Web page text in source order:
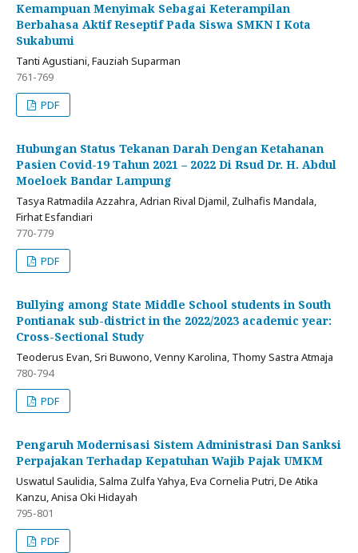
Kemampuan Menyimak Sebagai Keterampilan
Berbahasa Aktif Reseptif Pada Siswa SMKN I Kota
Sukabumi
Tanti Agustiani, Fauziah Suparman
761-769
PDF
Hubungan Status Tekanan Darah Dengan Ketahanan
Pasien Covid-19 Tahun 2021 – 2022 Di Rsud Dr. H. Abdul
Moeloek Bandar Lampung
Tasya Ratmadila Azzahra, Adrian Rival Djamil, Zulhafis Mandala,
Firhat Esfandiari
770-779
PDF
Bullying among State Middle School students in South
Pontianak sub-district in the 2022/2023 academic year:
Cross-Sectional Study
Teoderus Evan, Sri Buwono, Venny Karolina, Thomy Sastra Atmaja
780-794
PDF
Pengaruh Modernisasi Sistem Administrasi Dan Sanksi
Perpajakan Terhadap Kepatuhan Wajib Pajak UMKM
Uswatul Saulidia, Salma Zulfa Yahya, Eva Cornelia Putri, De Atika
Kanzu, Anisa Oki Hidayah
795-801
PDF